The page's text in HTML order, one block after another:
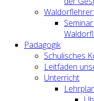
Pädagogik
Schulisches
Leitfäden
Unterricht